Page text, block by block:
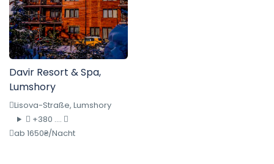
Davir Resort & Spa,
Lumshory
Lisova-Straße, Lumshory
+380 ....
ab 1650₴/Nacht